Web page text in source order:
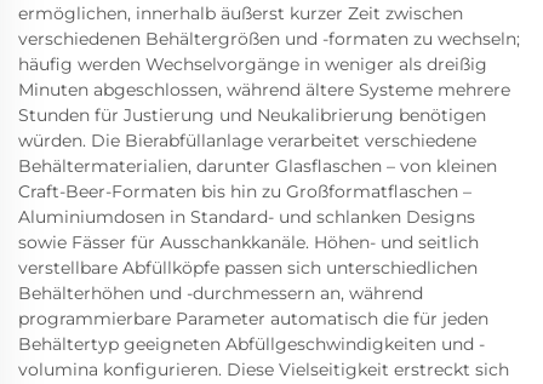
ermöglichen, innerhalb äußerst kurzer Zeit zwischen
verschiedenen Behältergrößen und -formaten zu wechseln;
häufig werden Wechselvorgänge in weniger als dreißig
Minuten abgeschlossen, während ältere Systeme mehrere
Stunden für Justierung und Neukalibrierung benötigen
würden. Die Bierabfüllanlage verarbeitet verschiedene
Behältermaterialien, darunter Glasflaschen – von kleinen
Craft-Beer-Formaten bis hin zu Großformatflaschen –
Aluminiumdosen in Standard- und schlanken Designs
sowie Fässer für Ausschankkanäle. Höhen- und seitlich
verstellbare Abfüllköpfe passen sich unterschiedlichen
Behälterhöhen und -durchmessern an, während
programmierbare Parameter automatisch die für jeden
Behältertyp geeigneten Abfüllgeschwindigkeiten und -
volumina konfigurieren. Diese Vielseitigkeit erstreckt sich